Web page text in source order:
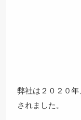
弊社は２０２０
されました。